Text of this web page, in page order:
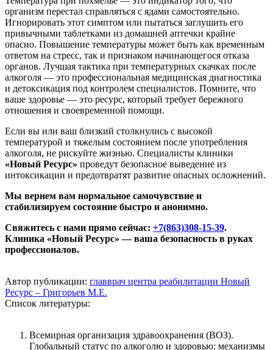
организм перестал справляться с ядами самостоятельно.
Игнорировать этот симптом или пытаться заглушить его
привычными таблетками из домашней аптечки крайне
опасно. Повышение температуры может быть как временным
ответом на стресс, так и признаком начинающегося отказа
органов. Лучшая тактика при температурных скачках после
алкоголя — это профессиональная медицинская диагностика
и детоксикация под контролем специалистов. Помните, что
ваше здоровье — это ресурс, который требует бережного
отношения и своевременной помощи.
Если вы или ваш близкий столкнулись с высокой
температурой и тяжелым состоянием после употребления
алкоголя, не рискуйте жизнью. Специалисты клиники
«Новый Ресурс» проведут безопасное выведение из
интоксикации и предотвратят развитие опасных осложнений.
Мы вернем вам нормальное самочувствие и
стабилизируем состояние быстро и анонимно.
Свяжитесь с нами прямо сейчас: +7(863)308-15-39.
Клиника «Новый Ресурс» — ваша безопасность в руках
профессионалов.
Автор публикации: главврач центра реабилитации Новый
Ресурс – Григорьев М.Е.
Список литературы:
Всемирная организация здравоохранения (ВОЗ).
Глобальный статус по алкоголю и здоровью: механизмы